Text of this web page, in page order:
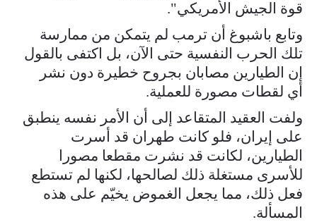
قوة الجيش الأمريكي".
وتابع باشبوغ أن ترمب لم يتمكن من ممارسة
تلك الحرب النفسية حتى الآن، بل اكتفى بالقول
إن الطيارين مصابان بجروح خطيرة دون نشر
أي لقطات مصورة للعملية.
ولفت العقيد المتقاعد إلى أن الأمر نفسه ينطبق
على إيران، فلو كانت طهران قد أسرت
الطيارين، لكانت قد نشرت مقطعا مصورا
للأسرى مستغلة ذلك لصالحها، لكنها لم تستطع
فعل ذلك، مما يجعل الغموض يخيّم على هذه
المسألة.